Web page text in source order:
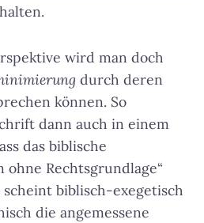
wird man doch
durch deren
können. So
dann auch in einem
das biblische
ohne Rechtsgrundlage“
scheint biblisch-exegetisch
die angemessene